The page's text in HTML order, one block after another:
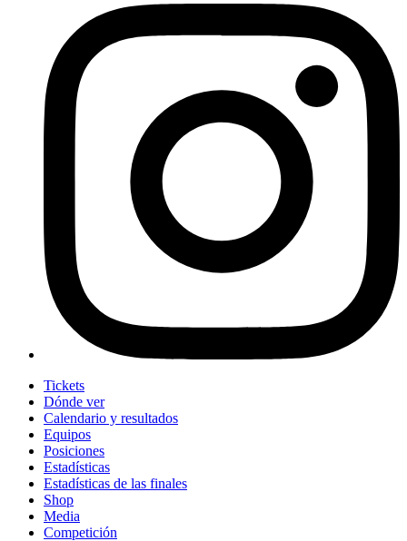
Tickets
Dónde ver
Calendario y resultados
Equipos
Posiciones
Estadísticas
Estadísticas de las finales
Shop
Media
Competición